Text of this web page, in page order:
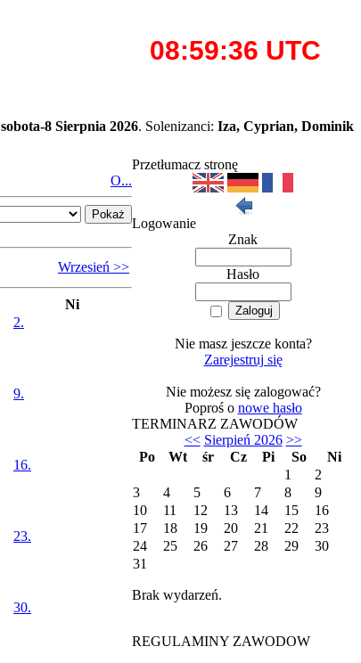
sobota-8 Sierpnia 2026. Solenizanci: Iza, Cyprian, Dominik
O...
Wrzesień >>
Ni
2.
9.
16.
23.
30.
Przetłumacz stronę
Logowanie
Znak
Hasło
Nie masz jeszcze konta?
Zarejestruj się
Nie możesz się zalogować?
Poproś o nowe hasło
TERMINARZ ZAWODÓW
<< Sierpień 2026 >>
Po
Wt śr Cz Pi So
Ni
1
2
3
4 5 6 7 8
9
10
11 12 13 14 15
16
17
18 19 20 21 22
23
24
25 26 27 28 29
30
31
Brak wydarzeń.
REGULAMINY ZAWODOW